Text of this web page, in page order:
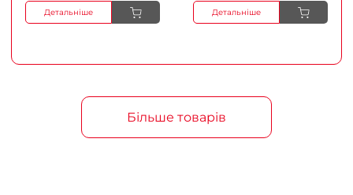
Детальніше Детальніше
Більше товарів